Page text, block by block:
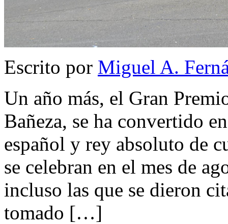
Escrito por Miguel A.
Un año más, el Gran
Bañeza, se ha convertido
español y rey absoluto de
se celebran en el mes de
incluso las que se dieron
tomado […]